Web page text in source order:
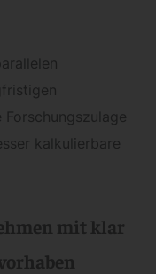
kalkulierbare
mit klar